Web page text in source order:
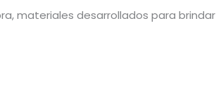
materiales desarrollados para brindar